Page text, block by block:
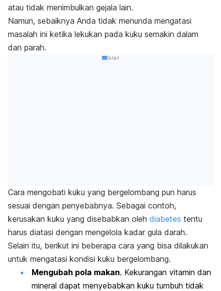
atau tidak menimbulkan gejala lain.
Namun, sebaiknya Anda tidak menunda mengatasi
masalah ini ketika lekukan pada kuku semakin dalam
dan parah.
Iklan
Cara mengobati kuku yang bergelombang pun harus
sesuai dengan penyebabnya. Sebagai contoh,
kerusakan kuku yang disebabkan oleh diabetes tentu
harus diatasi dengan mengelola kadar gula darah.
Selain itu, berikut ini beberapa cara yang bisa dilakukan
untuk mengatasi kondisi kuku bergelombang.
Mengubah pola makan. Kekurangan vitamin dan
mineral dapat menyebabkan kuku tumbuh tidak